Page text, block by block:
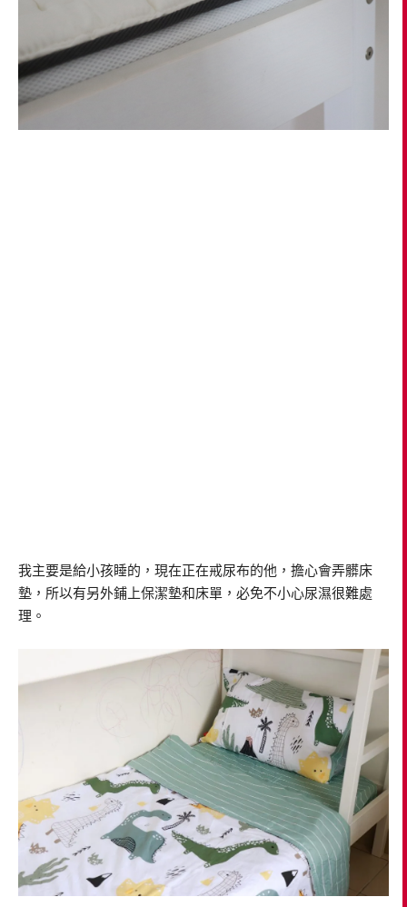
我主要是給小孩睡的，現在正在戒尿布的他，擔心會弄髒床
墊，所以有另外鋪上保潔墊和床單，必免不小心尿濕很難處
理。